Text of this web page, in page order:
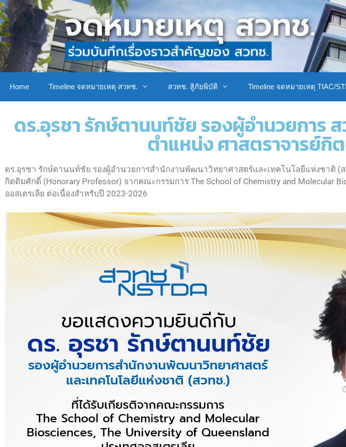
Home Timeline จดหมายเหตุ สวทช. สวทช. สู้ภัยพิบัติ Timeline จดหมายเหตุ TIAC/
ดร.อุรชา รักษ์ตานนท์ชัย รองผู้อำนวยการ
ตำแหน่ง ศาสตราจารย์
ดร.อุรชา รักษ์ตานนท์ชัย รองผู้อำนวยการสำนักงานพัฒนาวิทยาศาสตร์และเทคโนโลยีแห่งชาติ (
กิตติมศักดิ์ (Honorary Professor) จากคณะกรรมการ The School of Chemistry and Molecular
ออสเตรเลีย ต่อเนื่องสำหรับปี 2023-2026